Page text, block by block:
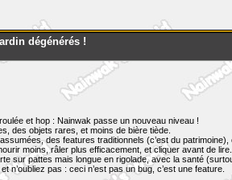
dégénérés !
et hop : Nainwak passe un nouveau niveau !
des objets rares, et moins de bière tiède.
des features traditionnels (c’est du
moins, râler plus efficacement, et cliquer avant de lire.
sur pattes mais longue en rigolade, avec la santé
pas : ceci n’est pas un bug, c’est une feature.